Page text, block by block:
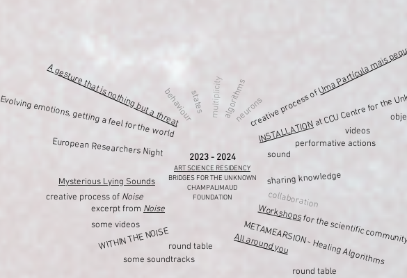
creative process of
Uma Partícula
algorithms
A gesture that is nothing but a threat
Evolving emotions, getting a feel for the world INSTALLATION
at CCU Centre for the
European Researchers Night
Mysterious Lying Sounds
collaboration
sharing knowledge
Workshopsfor the scientific
2023 - 2024
ART SCIENCE RESIDENCY
BRIDGES FOR THE UNKNOWN
CHAMPALIMAUD
FOUNDATION
WITHIN THE NOISE
sound
videos
METAMEARSION - Healing Algorithms
round table
excerpt from Noise
some soundtracks
some videos
neurons
multiplicity
performative actions
behaviourstates
round table
All around you
creative process of Noise